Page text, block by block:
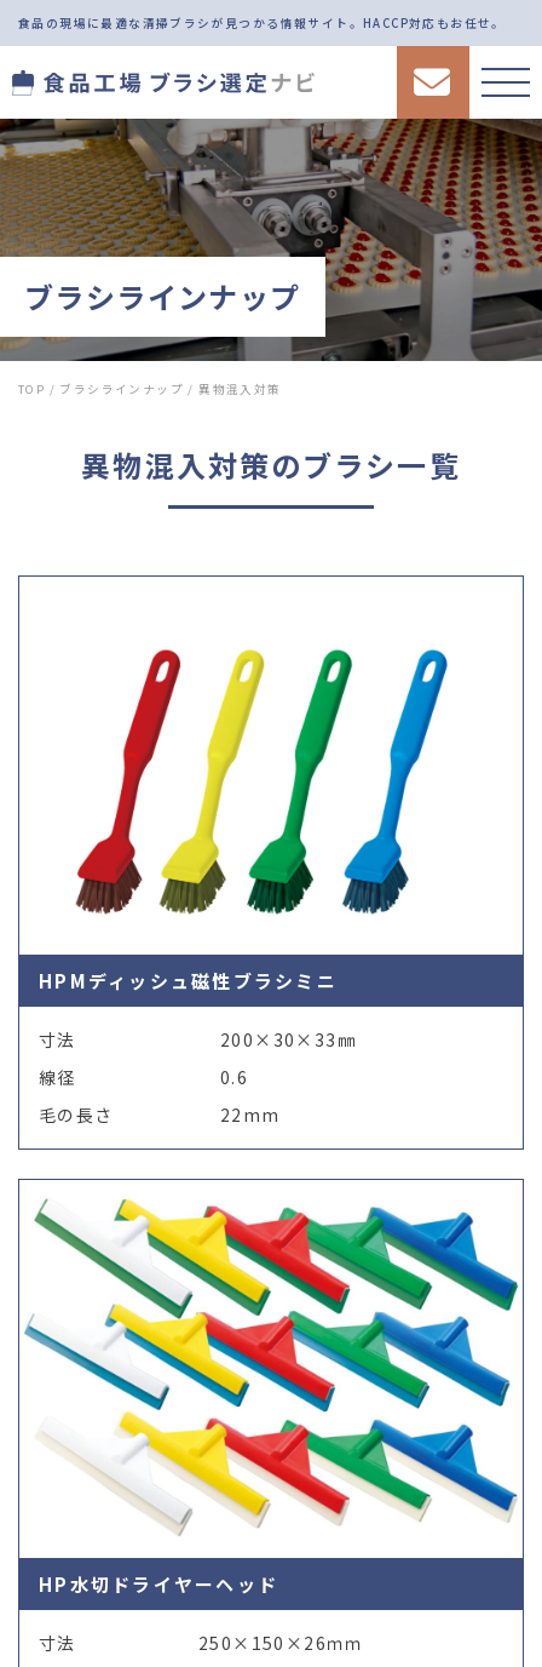
食品の現場に最適な清掃ブラシが見つかる情報サイト。 HACCP対応もお任せ。
03-
ブラシラインナップ
TOP / ブラシラインナップ /異物混入対策
異物混入対策のブラシ一覧
HPMディッシュ磁性ブラシミニ
寸法
200×30×33㎜
線径
0.6
毛の長さ
22mm
HP水切ドライヤーヘッド
寸法
250×150×26ｍｍ